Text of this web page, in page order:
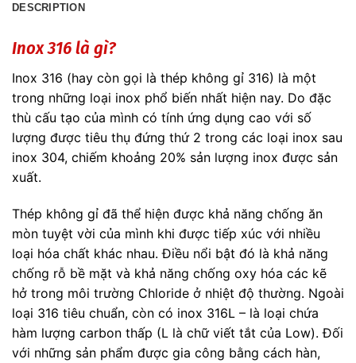
DESCRIPTION
Inox 316 là gì?
Inox 316 (hay còn gọi là thép không gỉ 316) là một
trong những loại inox phổ biến nhất hiện nay. Do đặc
thù cấu tạo của mình có tính ứng dụng cao với số
lượng được tiêu thụ đứng thứ 2 trong các loại inox sau
inox 304, chiếm khoảng 20% sản lượng inox được sản
xuất.
Thép không gỉ đã thể hiện được khả năng chống ăn
mòn tuyệt vời của mình khi được tiếp xúc với nhiều
loại hóa chất khác nhau. Điều nổi bật đó là khả năng
chống rỗ bề mặt và khả năng chống oxy hóa các kẽ
hở trong môi trường Chloride ở nhiệt độ thường. Ngoài
loại 316 tiêu chuẩn, còn có inox 316L – là loại chứa
hàm lượng carbon thấp (L là chữ viết tắt của Low). Đối
với những sản phẩm được gia công bằng cách hàn,